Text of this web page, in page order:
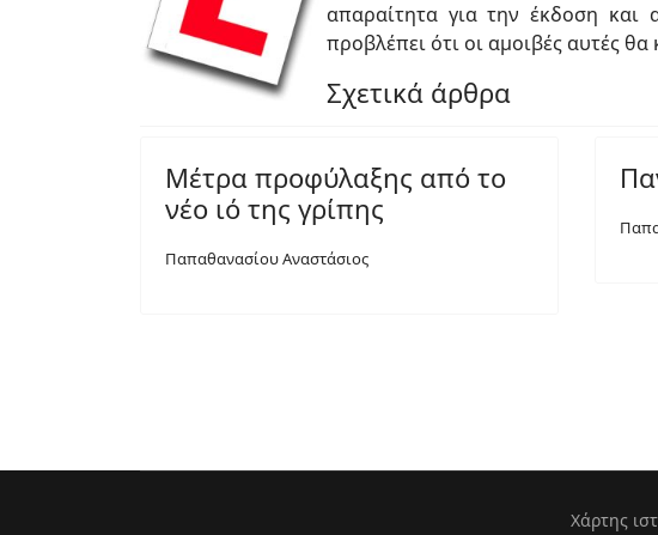
απαραίτητα για την έκδοση
προβλέπει ότι οι αμοιβές αυτές
Σχετικά άρθρα
Μέτρα προφύλαξης από το
νέο ιό της γρίπης
Παπαθανασίου Αναστάσιος
Χάρτης